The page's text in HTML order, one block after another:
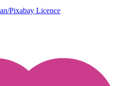
Pixabay Licence